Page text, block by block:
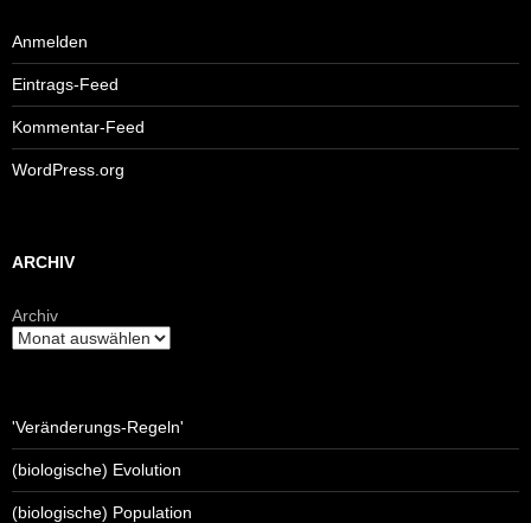
Anmelden
Eintrags-Feed
Kommentar-Feed
WordPress.org
ARCHIV
Archiv
'Veränderungs-Regeln'
(biologische) Evolution
(biologische) Population